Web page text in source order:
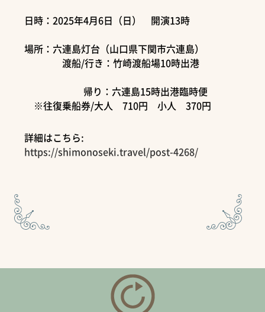
日時：2025年4月6日（日） 開演13時
場所：六連島灯台（山口県下関市六連島）
渡船/行き：竹崎渡船場10時出港
帰り：六連島15時出港臨時便
※往復乗船券/大人 710円 小人 370円
詳細はこちら:
https://shimonoseki.travel/post-4268/